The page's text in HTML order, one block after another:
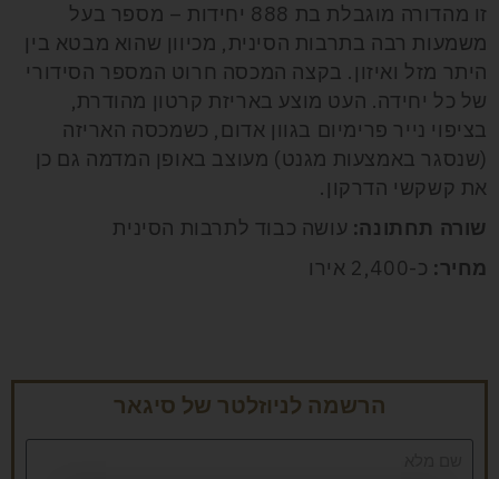
זו מהדורה מוגבלת בת 888 יחידות – מספר בעל
משמעות רבה בתרבות הסינית, מכיוון שהוא מבטא בין
היתר מזל ואיזון. בקצה המכסה חרוט המספר הסידורי
של כל יחידה. העט מוצע באריזת קרטון מהודרת,
בציפוי נייר פרימיום בגוון אדום, כשמכסה האריזה
(שנסגר באמצעות מגנט) מעוצב באופן המדמה גם כן
את קשקשי הדרקון.
שורה תחתונה: עושה כבוד לתרבות הסינית
מחיר: כ-2,400 אירו
הרשמה לניוזלטר של סיגאר